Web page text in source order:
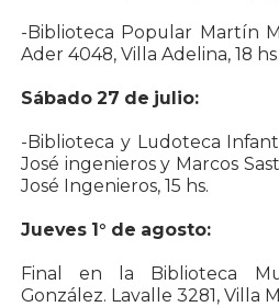
-Biblioteca Popular Martín
Ader 4048, Villa Adelina, 18 hs
Sábado 27 de julio:
-Biblioteca y Ludoteca
José ingenieros y Marcos
José Ingenieros, 15 hs.
Jueves 1° de agosto:
Final en la Biblioteca
González. Lavalle 3281, Villa